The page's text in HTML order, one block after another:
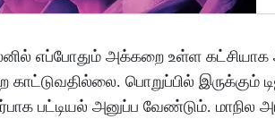
எப்போதும் அக்கறை உள்ள கட்சியாக
பொறுப்பில் இருக்கும்
பட்டியல் அனுப்ப வேண்டும். மாநில